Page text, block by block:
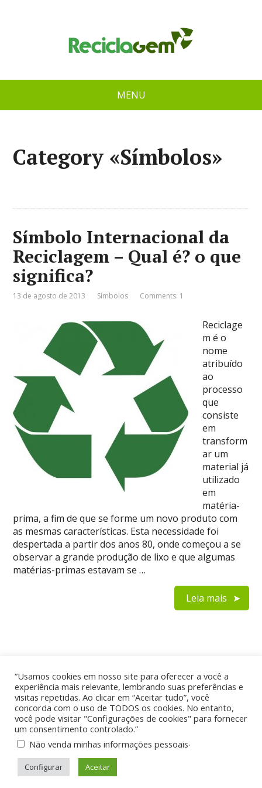
MENU
Category «Símbolos»
Símbolo Internacional da
Reciclagem – Qual é? o que
significa?
13 de agosto de 2013 Símbolos Comments: 1
Reciclage
m é o
nome
atribuído
ao
processo
que
consiste
em
transform
ar um
material já
utilizado
em
matéria-
prima, a fim de que se forme um novo produto com
as mesmas características. Esta necessidade foi
despertada a partir dos anos 80, onde começou a se
observar a grande produção de lixo e que algumas
matérias-primas estavam se …
Leia mais
Home Quem Somos
Contato
Política de Privacidade
Reciclagem e Meio Ambiente
Theme by
“Usamos cookies em nosso site para oferecer a você a
experiência mais relevante, lembrando suas preferências e
visitas repetidas. Ao clicar em “Aceitar tudo”, você
concorda com o uso de TODOS os cookies. No entanto,
você pode visitar "Configurações de cookies" para fornecer
um consentimento controlado.”
Não venda minhas informações pessoais.
Configurar Aceitar